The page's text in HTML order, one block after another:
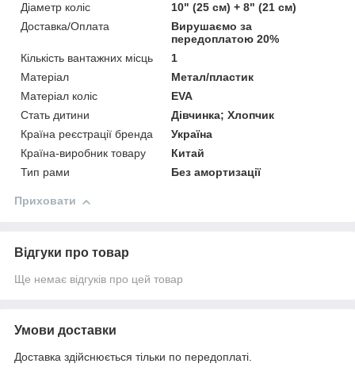
Діаметр коліс
10" (25 см) + 8" (21 см)
Доставка/Оплата
Вирушаємо за
передоплатою 20%
Кількість вантажних місць
1
Матеріал
Метал/пластик
Матеріал коліс
EVA
Стать дитини
Дівчинка; Хлопчик
Країна реєстрації бренда
Україна
Країна-виробник товару
Китай
Тип рами
Без амортизації
Приховати
Відгуки про товар
Ще немає відгуків про цей товар
Умови доставки
Доставка здійснюється тільки по передоплаті.